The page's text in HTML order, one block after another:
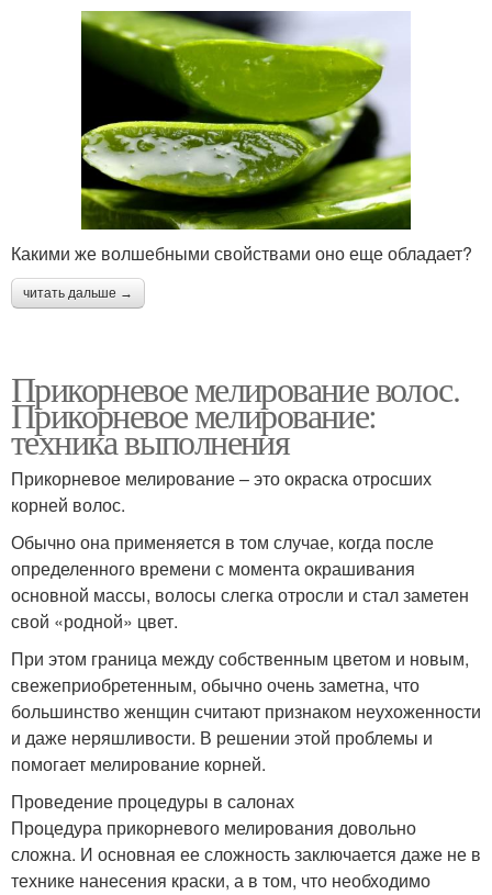
Какими же волшебными свойствами оно еще обладает?
читать дальше →
Прикорневое мелирование волос.
Прикорневое мелирование:
техника выполнения
Прикорневое мелирование – это окраска отросших
корней волос.
Обычно она применяется в том случае, когда после
определенного времени с момента окрашивания
основной массы, волосы слегка отросли и стал заметен
свой «родной» цвет.
При этом граница между собственным цветом и новым,
свежеприобретенным, обычно очень заметна, что
большинство женщин считают признаком неухоженности
и даже неряшливости. В решении этой проблемы и
помогает мелирование корней.
Проведение процедуры в салонах
Процедура прикорневого мелирования довольно
сложна. И основная ее сложность заключается даже не в
технике нанесения краски, а в том, что необходимо